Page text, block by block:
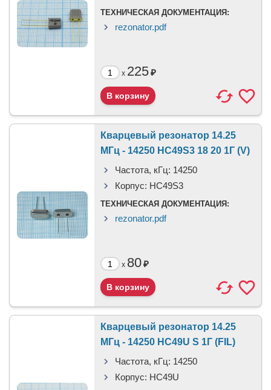
ТЕХНИЧЕСКАЯ ДОКУМЕНТАЦИЯ:
rezonator.pdf
x 225₽
Кварцевый резонатор 14.25
МГц - 14250 HC49S3 18 20 1Г (V)
Частота, кГц: 14250
Корпус: HC49S3
ТЕХНИЧЕСКАЯ ДОКУМЕНТАЦИЯ:
rezonator.pdf
x 80₽
Кварцевый резонатор 14.25
МГц - 14250 HC49U S 1Г (FIL)
Частота, кГц: 14250
Корпус: HC49U